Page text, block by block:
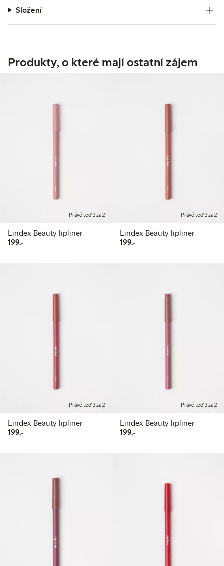
Složení
Produkty, o které mají ostatní zájem
Právě teď 3 za 2
Lindex Beauty lipliner
199,-199,00 Kč
Právě teď 3 za 2
Lindex Beauty lipliner
199,-199,00 Kč
Právě teď 3 za 2
Lindex Beauty lipliner
199,-199,00 Kč
Právě teď 3 za 2
Lindex Beauty lipliner
199,-199,00 Kč